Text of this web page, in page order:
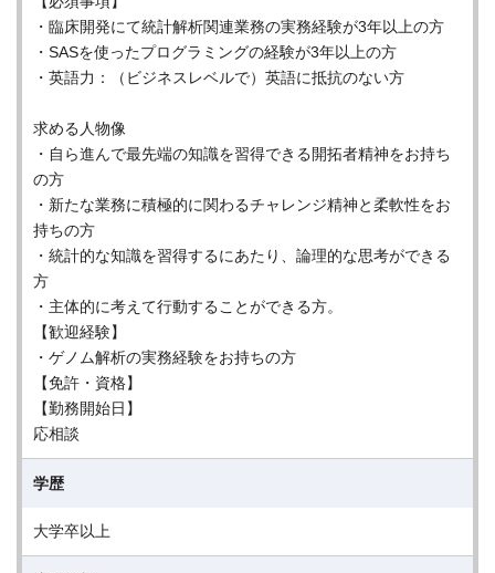
・臨床開発にて統計解析関連業務の実務経験が3年以上の方
・SASを使ったプログラミングの経験が3年以上の方
・英語力：（ビジネスレベルで）英語に抵抗のない方
求める人物像
・自ら進んで最先端の知識を習得できる開拓者精神をお持ち
の方
・新たな業務に積極的に関わるチャレンジ精神と柔軟性をお
持ちの方
・統計的な知識を習得するにあたり、論理的な思考ができる
方
・主体的に考えて行動することができる方。
【歓迎経験】
・ゲノム解析の実務経験をお持ちの方
【免許・資格】
【勤務開始日】
応相談
学歴
大学卒以上